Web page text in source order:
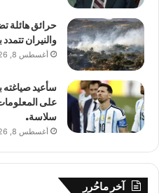
حرائق هائلة
والنيران
أغسطس 8, 2026
سأعيد صياغته
على
سلاسة.
أغسطس 8, 2026
آخر ماحُرر